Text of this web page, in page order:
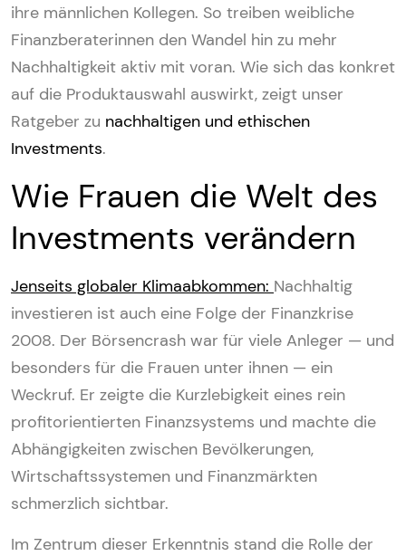
ihre männlichen Kollegen. So treiben weibliche
Finanzberaterinnen den Wandel hin zu mehr
Nachhaltigkeit aktiv mit voran. Wie sich das konkret
auf die Produktauswahl auswirkt, zeigt unser
Ratgeber zu nachhaltigen und ethischen
Investments.
Wie Frauen die Welt des
Investments verändern
Jenseits globaler Klimaabkommen: Nachhaltig
investieren ist auch eine Folge der Finanzkrise
2008. Der Börsencrash war für viele Anleger — und
besonders für die Frauen unter ihnen — ein
Weckruf. Er zeigte die Kurzlebigkeit eines rein
profitorientierten Finanzsystems und machte die
Abhängigkeiten zwischen Bevölkerungen,
Wirtschaftssystemen und Finanzmärkten
schmerzlich sichtbar.
Im Zentrum dieser Erkenntnis stand die Rolle der